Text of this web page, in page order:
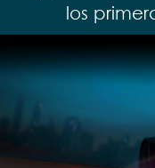
los